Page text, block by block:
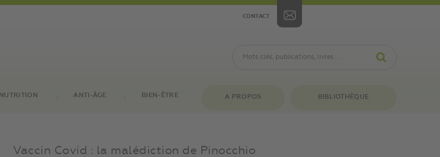
CONTACT
NUTRITION ANTI-ÂGE BIEN-ÊTRE A PROPOS BIBLIOTHÈQUE
Vaccin Covid : la malédiction de Pinocchio